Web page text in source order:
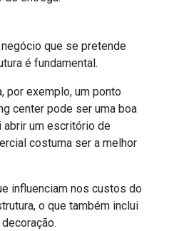
que se pretende
é fundamental.
por exemplo, um ponto
center pode ser uma boa
abrir um escritório de
costuma ser a melhor
influenciam nos custos do
o que também inclui